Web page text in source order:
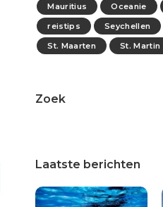
Mauritius
Oceanie
reistips
Seychellen
St. Maarten
St. Martin
Zoek
Laatste berichten